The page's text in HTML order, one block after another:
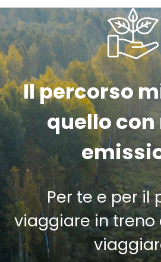
Il percorso
quello
Per te e per il
viaggiare in treno